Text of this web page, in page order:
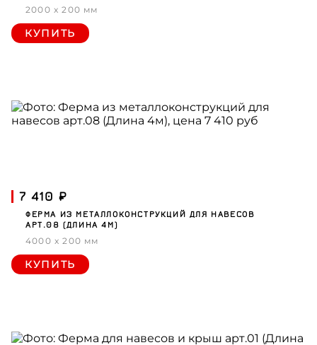
2000 x 200 мм
КУПИТЬ
7 410 ₽
ФЕРМА ИЗ МЕТАЛЛОКОНСТРУКЦИЙ ДЛЯ НАВЕСОВ
АРТ.08 (ДЛИНА 4М)
4000 x 200 мм
КУПИТЬ